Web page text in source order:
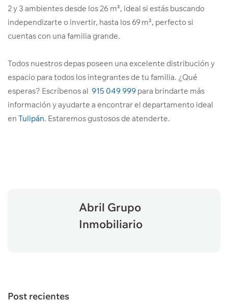
2 y 3 ambientes desde los 26 m², ideal si estás buscando
independizarte o invertir, hasta los 69 m², perfecto si
cuentas con una familia grande.
Todos nuestros depas poseen una excelente distribución y
espacio para todos los integrantes de tu familia. ¿Qué
esperas? Escríbenos al 915 049 999 para brindarte más
información y ayudarte a encontrar el departamento ideal
en Tulipán. Estaremos gustosos de atenderte.
Abril Grupo
Inmobiliario
Post recientes